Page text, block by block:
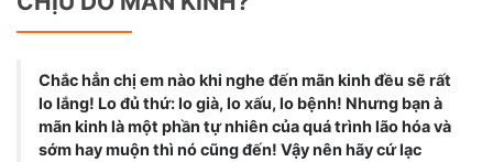
Chắc hẳn chị em nào khi nghe đến mãn kinh đều sẽ rất
lo lắng! Lo đủ thứ: lo già, lo xấu, lo bệnh! Nhưng bạn à
mãn kinh là một phần tự nhiên của quá trình lão hóa và
sớm hay muộn thì nó cũng đến! Vậy nên hãy cứ lạc